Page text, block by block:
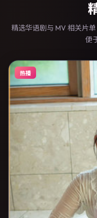
精选华语剧与 MV 相关片
便
热播